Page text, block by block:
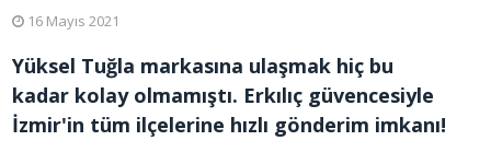
16 Mayıs 2021
Yüksel Tuğla markasına ulaşmak hiç bu
kadar kolay olmamıştı. Erkılıç güvencesiyle
İzmir'in tüm ilçelerine hızlı gönderim imkanı!